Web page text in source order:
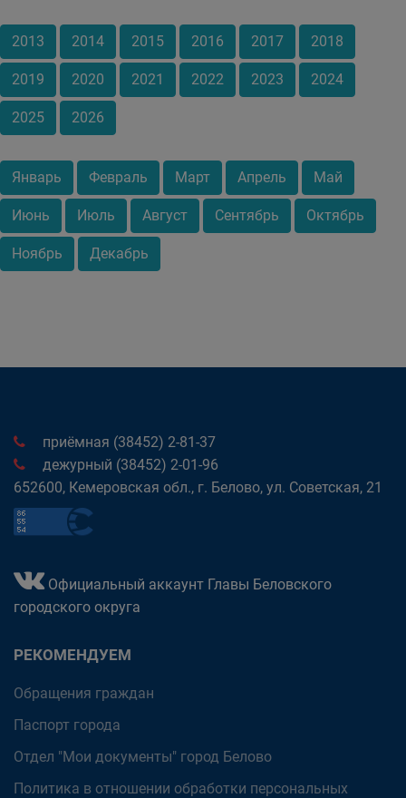
2013 2014 2015 2016 2017 2018
2019 2020 2021 2022 2023 2024
2025 2026
Январь Февраль Март Апрель Май
Июнь Июль Август Сентябрь Октябрь
Ноябрь Декабрь
приёмная (38452) 2-81-37
дежурный (38452) 2-01-96
652600, Кемеровская обл., г. Белово, ул. Советская, 21
Официальный аккаунт Главы Беловского
городского округа
РЕКОМЕНДУЕМ
Обращения граждан
Паспорт города
Отдел "Мои документы" город Белово
Политика в отношении обработки персональных